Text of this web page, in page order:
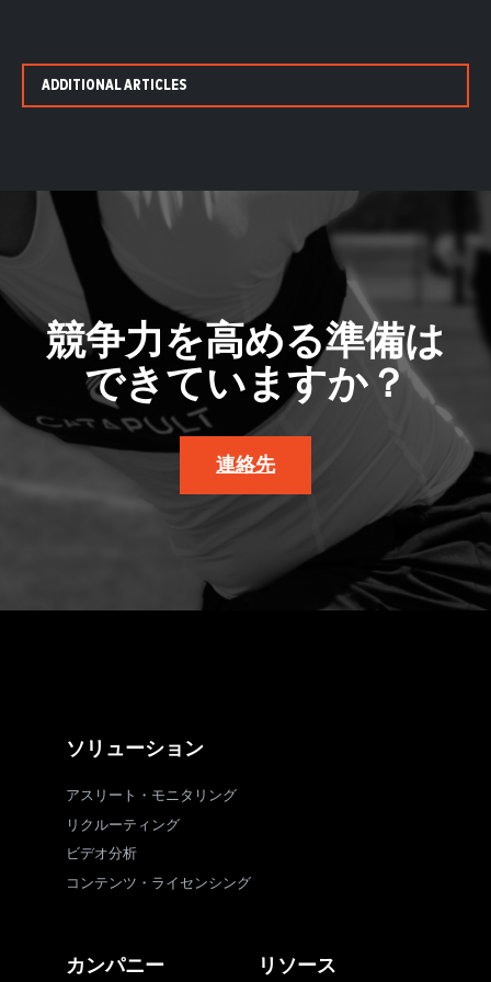
ADDITIONAL ARTICLES
競争力を高める準備は
できていますか？
連絡先
ソリューション
アスリート・モニタリング
リクルーティング
ビデオ分析
コンテンツ・ライセンシング
カンパニー リソース